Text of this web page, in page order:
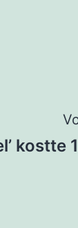
kostte